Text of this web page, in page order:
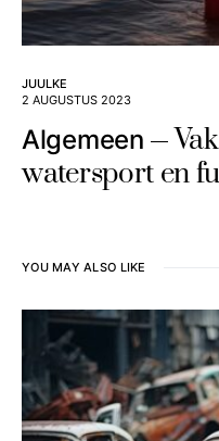
JUULKE
2 AUGUSTUS 2023
Algemeen
watersport en
YOU MAY ALSO LIKE